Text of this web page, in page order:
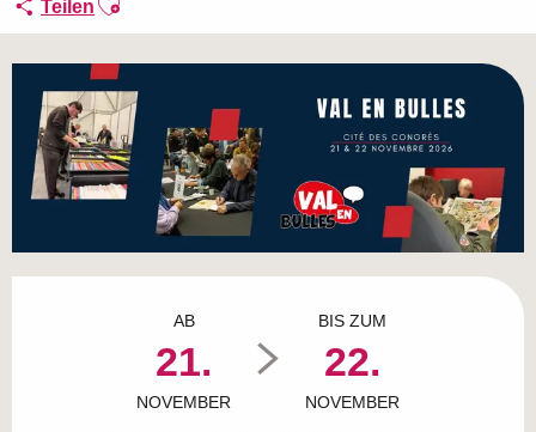
Teilen
AB
21.
NOVEMBER
BIS ZUM
22.
NOVEMBER